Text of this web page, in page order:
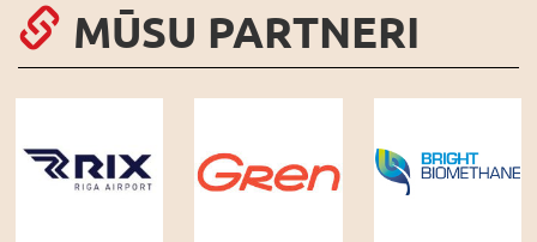
MŪSU PARTNERI